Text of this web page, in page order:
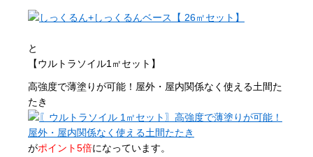
と
【ウルトラソイル1㎡セット】
高強度で薄塗りが可能！屋外・屋内関係なく使える土間た
たき
がポイント5倍になっています。